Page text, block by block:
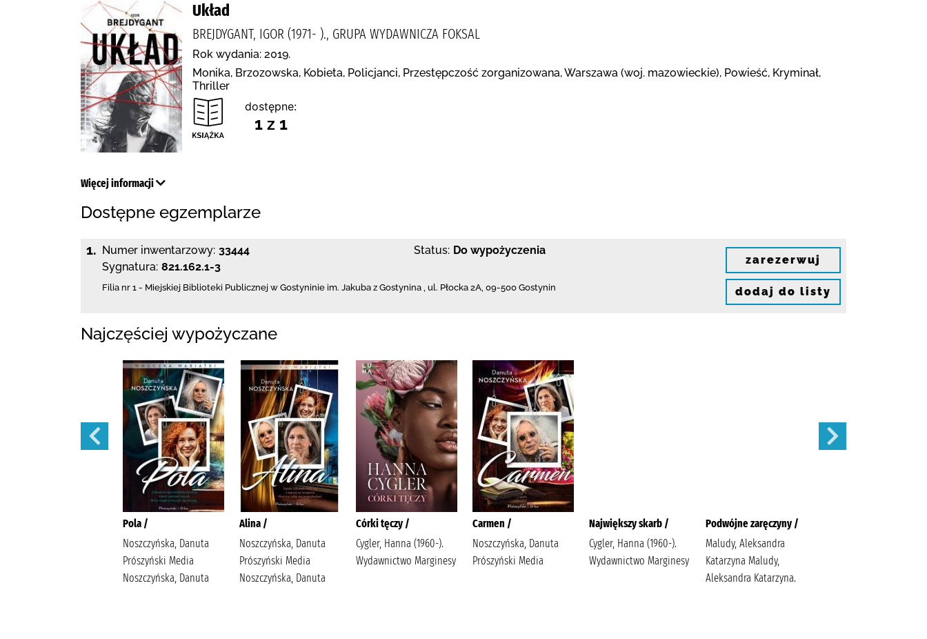
Układ
BREJDYGANT, IGOR (1971- )., GRUPA WYDAWNICZA FOKSAL
Rok wydania: 2019.
Monika, Brzozowska, Kobieta, Policjanci, Przestępczość zorganizowana, Warszawa (woj. mazowieckie), Powieść, Kryminał,
Thriller
dostępne:
1 z 1
Więcej informacji
Dostępne egzemplarze
1. Numer inwentarzowy: 33444
Sygnatura: 821.162.1-3
Status: Do wypożyczenia
Filia nr 1 - Miejskiej Biblioteki Publicznej w Gostyninie im. Jakuba z Gostynina , ul. Płocka 2A, 09-500 Gostynin
zarezerwuj
dodaj do listy
Najczęściej wypożyczane
Pola /
Noszczyńska, Danuta
Prószyński Media
Noszczyńska, Danuta
Alina /
Noszczyńska, Danuta
Prószyński Media
Noszczyńska, Danuta
Córki tęczy /
Cygler, Hanna (1960-).
Wydawnictwo Marginesy
Carmen /
Noszczyńska, Danuta
Prószyński Media
Największy skarb /
Cygler, Hanna (1960-).
Wydawnictwo Marginesy
Podwójne zaręczyny /
Maludy, Aleksandra
Katarzyna Maludy,
Aleksandra Katarzyna.